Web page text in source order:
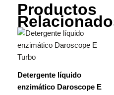
Productos
Detergente líquido
enzimático Daroscope E